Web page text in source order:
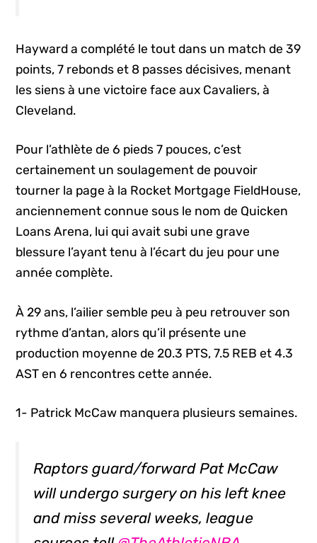
Hayward a complété le tout dans un match de 39
points, 7 rebonds et 8 passes décisives, menant
les siens à une victoire face aux Cavaliers, à
Cleveland.
Pour l’athlète de 6 pieds 7 pouces, c’est
certainement un soulagement de pouvoir
tourner la page à la Rocket Mortgage FieldHouse,
anciennement connue sous le nom de Quicken
Loans Arena, lui qui avait subi une grave
blessure l’ayant tenu à l’écart du jeu pour une
année complète.
À 29 ans, l’ailier semble peu à peu retrouver son
rythme d’antan, alors qu’il présente une
production moyenne de 20.3 PTS, 7.5 REB et 4.3
AST en 6 rencontres cette année.
1- Patrick McCaw manquera plusieurs semaines.
Raptors guard/forward Pat McCaw
will undergo surgery on his left knee
and miss several weeks, league